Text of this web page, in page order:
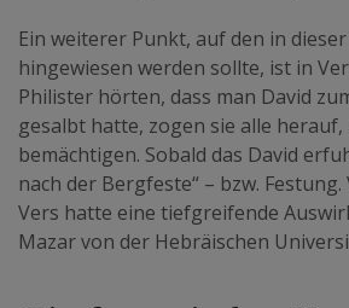
Ein weiterer Punkt, auf den in
hingewiesen werden sollte, ist in
Philister hörten, dass man David
gesalbt hatte, zogen sie alle herauf,
bemächtigen. Sobald das David
nach der Bergfeste“ – bzw.
Vers hatte eine tiefgreifende
Mazar von der Hebräischen